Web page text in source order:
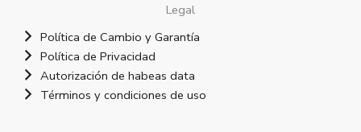
Legal
Política de Cambio y Garantía
Política de Privacidad
Autorización de habeas data
Términos y condiciones de uso